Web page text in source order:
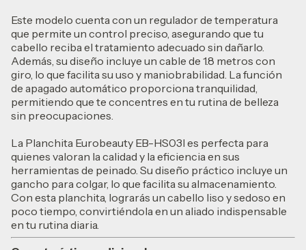
Este modelo cuenta con un regulador de temperatura
que permite un control preciso, asegurando que tu
cabello reciba el tratamiento adecuado sin dañarlo.
Además, su diseño incluye un cable de 1.8 metros con
giro, lo que facilita su uso y maniobrabilidad. La función
de apagado automático proporciona tranquilidad,
permitiendo que te concentres en tu rutina de belleza
sin preocupaciones.
La Planchita Eurobeauty EB-HS03I es perfecta para
quienes valoran la calidad y la eficiencia en sus
herramientas de peinado. Su diseño práctico incluye un
gancho para colgar, lo que facilita su almacenamiento.
Con esta planchita, lograrás un cabello liso y sedoso en
poco tiempo, convirtiéndola en un aliado indispensable
en tu rutina diaria.